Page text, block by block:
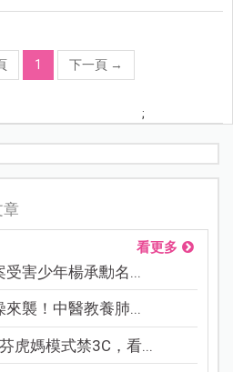
1 下一頁 →
;
章
看更多
受害少年楊承勳名...
來襲！中醫教養肺...
虎媽模式禁3C，看...